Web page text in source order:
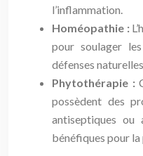
l’inflammation.
Homéopathie :
pour soulager
défenses
Phytothérapie :
possèdent des
antiseptiques ou
bénéfiques pour la